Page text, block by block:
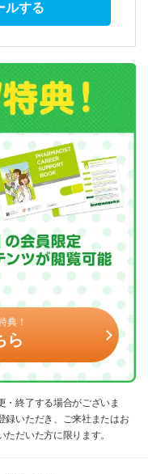
ルする
典！
ら
終了する場合がございま
いただき、ご来社またはお
だいた方に限ります。